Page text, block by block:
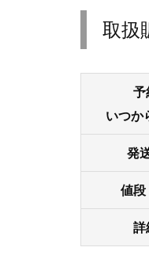
取扱
予
いつか
発
値段
詳